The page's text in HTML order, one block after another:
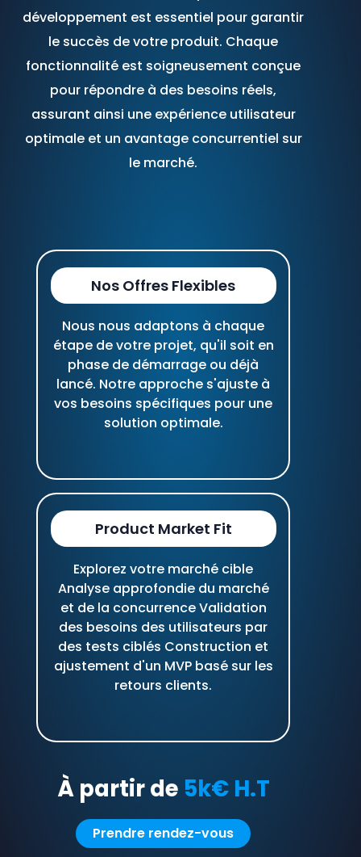
développement est essentiel pour garantir
le succès de votre produit. Chaque
fonctionnalité est soigneusement conçue
pour répondre à des besoins réels,
assurant ainsi une expérience utilisateur
optimale et un avantage concurrentiel sur
le marché.
Nos Offres Flexibles
Nous nous adaptons à chaque
étape de votre projet, qu'il soit en
phase de démarrage ou déjà
lancé. Notre approche s'ajuste à
vos besoins spécifiques pour une
solution optimale.
Product Market Fit
Explorez votre marché cible
Analyse approfondie du marché
et de la concurrence Validation
des besoins des utilisateurs par
des tests ciblés Construction et
ajustement d'un MVP basé sur les
retours clients.
À partir de 5k€ H.T
Prendre rendez-vous